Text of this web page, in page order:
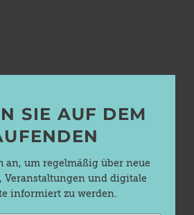
SIE AUF DEM
an, um regelmäßig über neue
Veranstaltungen und digitale
informiert zu werden.